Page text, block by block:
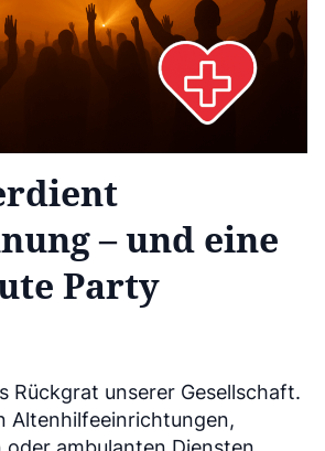
– und eine
Party
Rückgrat unserer Gesellschaft.
Altenhilfeeinrichtungen,